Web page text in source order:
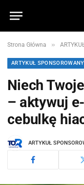
Strona Główna »
ARTYKUŁ SPONSOROWANY
Niech
– aktywuj
cebulkę
ARTYKUŁ